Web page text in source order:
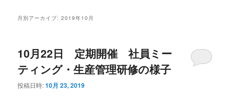
月別アーカイブ:2019年10月
10月22日 定期開催 社員ミー
ティング・生産管理研修の様子
投稿日時:10月 23, 2019